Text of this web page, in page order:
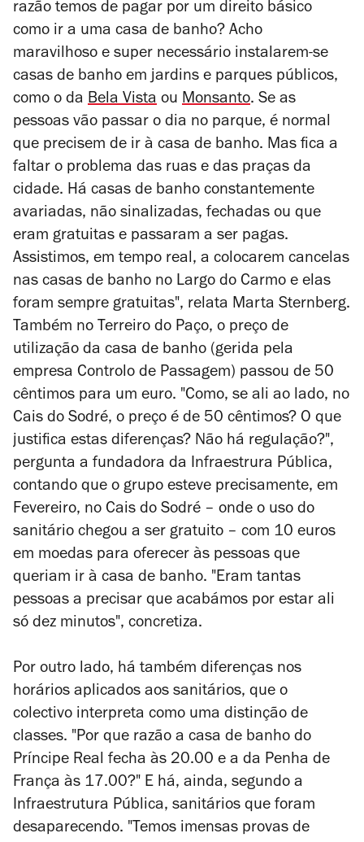
razão temos de pagar por um direito básico
como ir a uma casa de banho? Acho
maravilhoso e super necessário instalarem-se
casas de banho em jardins e parques públicos,
como o da Bela Vista ou Monsanto. Se as
pessoas vão passar o dia no parque, é normal
que precisem de ir à casa de banho. Mas fica a
faltar o problema das ruas e das praças da
cidade. Há casas de banho constantemente
avariadas, não sinalizadas, fechadas ou que
eram gratuitas e passaram a ser pagas.
Assistimos, em tempo real, a colocarem cancelas
nas casas de banho no Largo do Carmo e elas
foram sempre gratuitas", relata Marta Sternberg.
Também no Terreiro do Paço, o preço de
utilização da casa de banho (gerida pela
empresa Controlo de Passagem) passou de 50
cêntimos para um euro. "Como, se ali ao lado, no
Cais do Sodré, o preço é de 50 cêntimos? O que
justifica estas diferenças? Não há regulação?",
pergunta a fundadora da Infraestrura Pública,
contando que o grupo esteve precisamente, em
Fevereiro, no Cais do Sodré – onde o uso do
sanitário chegou a ser gratuito – com 10 euros
em moedas para oferecer às pessoas que
queriam ir à casa de banho. "Eram tantas
pessoas a precisar que acabámos por estar ali
só dez minutos", concretiza.
Por outro lado, há também diferenças nos
horários aplicados aos sanitários, que o
colectivo interpreta como uma distinção de
classes. "Por que razão a casa de banho do
Príncipe Real fecha às 20.00 e a da Penha de
França às 17.00?" E há, ainda, segundo a
Infraestrutura Pública, sanitários que foram
desaparecendo. "Temos imensas provas de